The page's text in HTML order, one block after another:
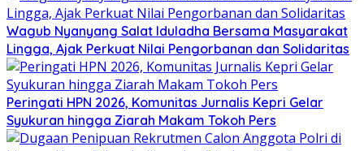
Wagub Nyanyang Salat Iduladha Bersama Masyarakat
Lingga, Ajak Perkuat Nilai Pengorbanan dan Solidaritas
Peringati HPN 2026, Komunitas Jurnalis Kepri Gelar
Syukuran hingga Ziarah Makam Tokoh Pers